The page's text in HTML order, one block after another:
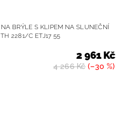
BRÝLE S KLIPEM NA SLUNEČNÍ
2281/C ETJ17 55
4 266 Kč(–30 %)
2 961 Kč